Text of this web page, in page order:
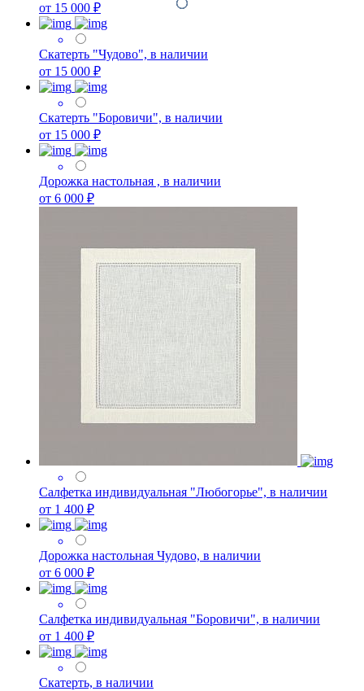
от 15 000 ₽
Скатерть "Чудово", в наличии
от 15 000 ₽
Скатерть "Боровичи", в наличии
от 15 000 ₽
Дорожка настольная , в наличии
от 6 000 ₽
Салфетка индивидуальная "Любогорье", в наличии
от 1 400 ₽
Дорожка настольная Чудово, в наличии
от 6 000 ₽
Салфетка индивидуальная "Боровичи", в наличии
от 1 400 ₽
Скатерть, в наличии